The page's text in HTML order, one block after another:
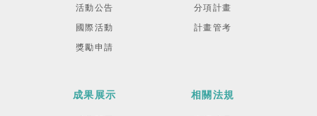
活動公告
國際活動
獎勵申請
分項計畫
計畫管考
成果展示 相關法規